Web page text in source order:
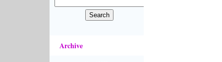
Archive